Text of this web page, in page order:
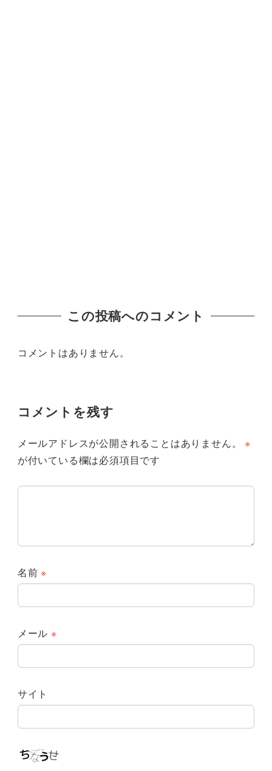
この投稿へのコメント
コメントはありません。
コメントを残す
メールアドレスが公開されることはありません。
※
が付いている欄は必須項目です
名前※
メール ※
サイト